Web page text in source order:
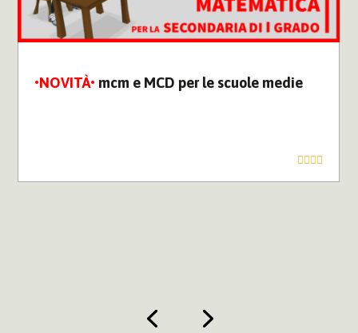
mcm e MCD per le scuole medie